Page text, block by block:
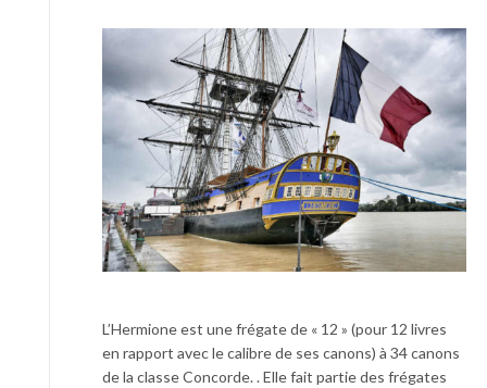
L’Hermione est une frégate de « 12 » (pour 12 livres
en rapport avec le calibre de ses canons) à 34 canons
de la classe Concorde. . Elle fait partie des frégates